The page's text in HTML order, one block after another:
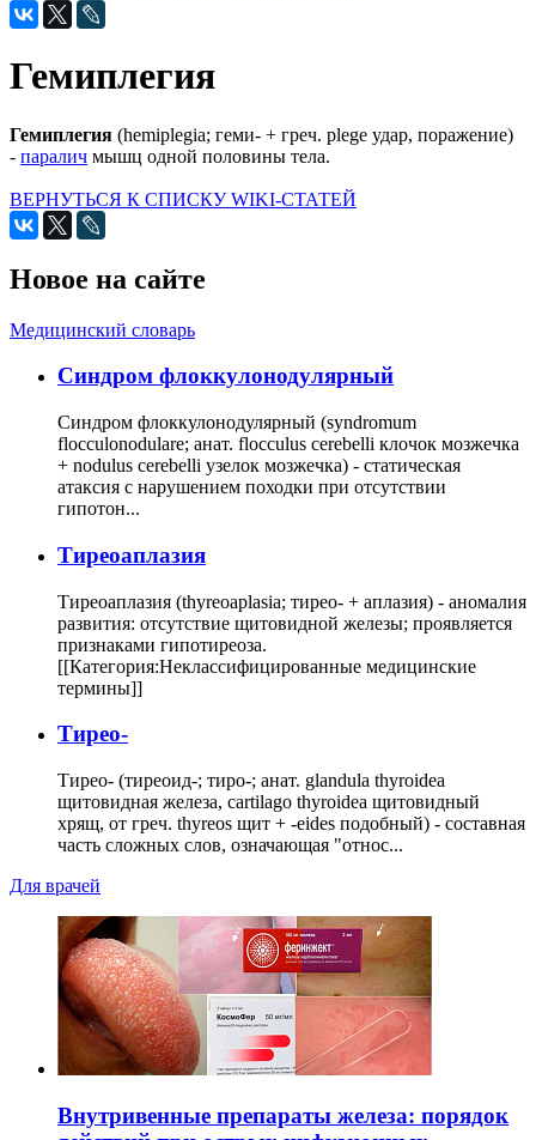
Гемиплегия
Гемиплегия (hemiplegia; геми- + греч. plege удар, поражение)
- паралич мышц одной половины тела.
ВЕРНУТЬСЯ К СПИСКУ WIKI-СТАТЕЙ
Новое на сайте
Медицинский словарь
Cиндром флоккулонодулярный
Синдром флоккулонодулярный (syndromum
flocculonodulare; анат. flocculus cerebelli клочок мозжечка
+ nodulus cerebelli узелок мозжечка) - статическая
атаксия с нарушением походки при отсутствии
гипотон...
Тиреоаплазия
Тиреоаплазия (thyreoaplasia; тирео- + аплазия) - аномалия
развития: отсутствие щитовидной железы; проявляется
признаками гипотиреоза.
[[Категория:Неклассифицированные медицинские
термины]]
Тирео-
Тирео- (тиреоид-; тиро-; анат. glandula thyroidea
щитовидная железа, cartilago thyroidea щитовидный
хрящ, от греч. thyreos щит + -eides подобный) - составная
часть сложных слов, означающая "относ...
Для врачей
Внутривенные препараты железа: порядок